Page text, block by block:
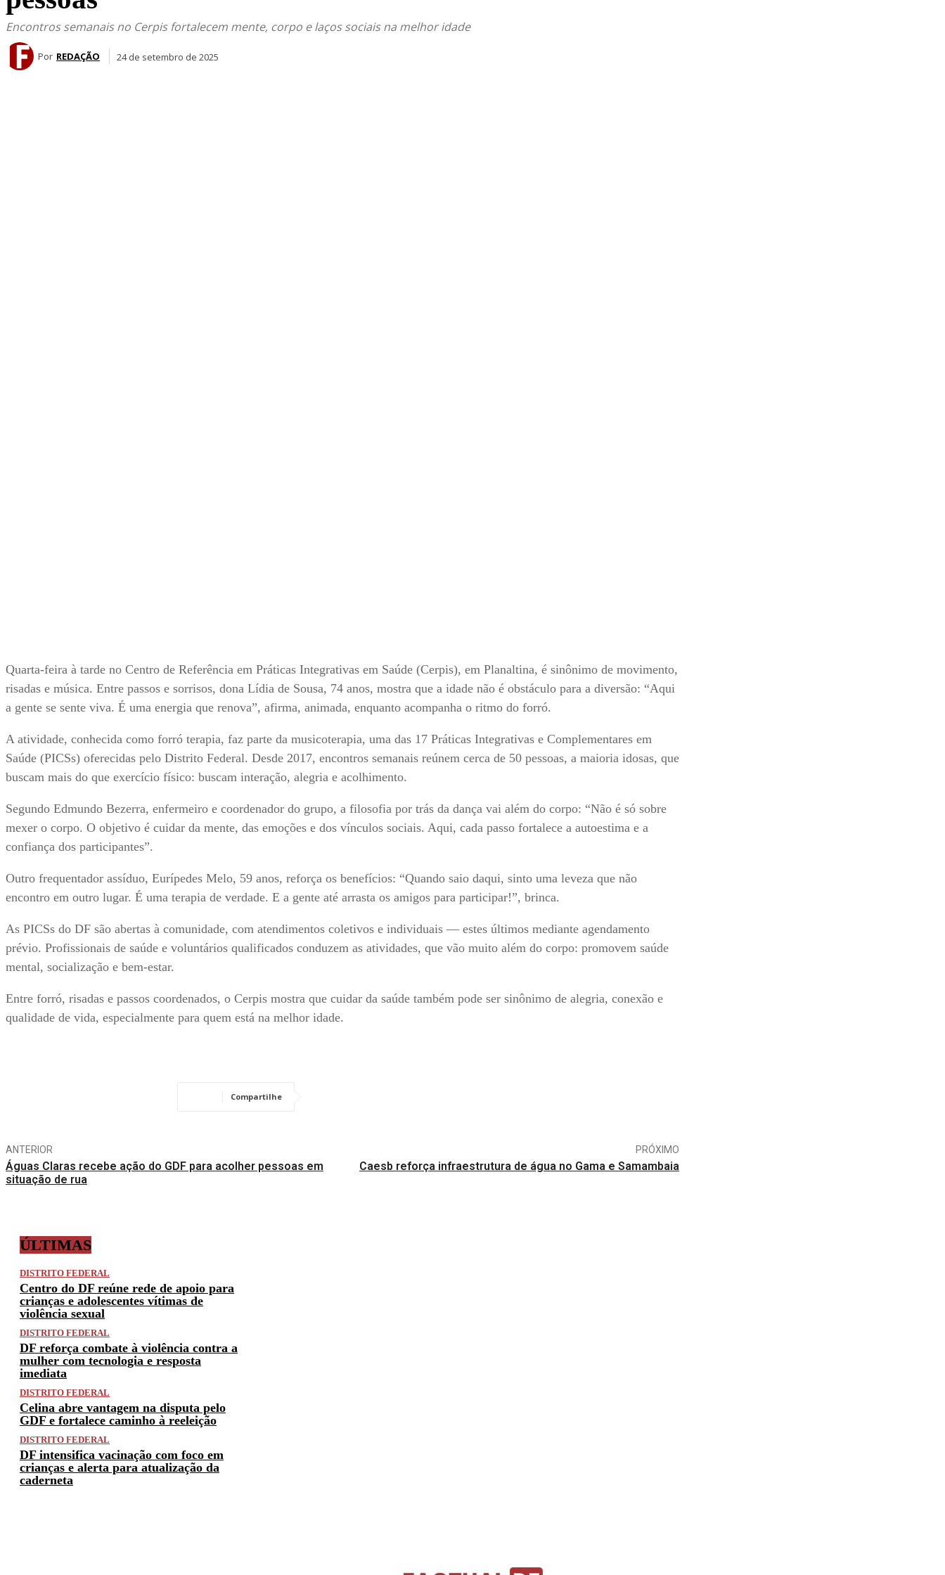
Encontros semanais no Cerpis fortalecem mente, corpo e laços sociais na melhor idade
Por REDAÇÃO 24 de setembro de 2025
Quarta-feira à tarde no Centro de Referência em Práticas Integrativas em Saúde (Cerpis), em Planaltina, é sinônimo de movimento,
risadas e música. Entre passos e sorrisos, dona Lídia de Sousa, 74 anos, mostra que a idade não é obstáculo para a diversão: “Aqui
a gente se sente viva. É uma energia que renova”, afirma, animada, enquanto acompanha o ritmo do forró.
A atividade, conhecida como forró terapia, faz parte da musicoterapia, uma das 17 Práticas Integrativas e Complementares em
Saúde (PICSs) oferecidas pelo Distrito Federal. Desde 2017, encontros semanais reúnem cerca de 50 pessoas, a maioria idosas, que
buscam mais do que exercício físico: buscam interação, alegria e acolhimento.
Segundo Edmundo Bezerra, enfermeiro e coordenador do grupo, a filosofia por trás da dança vai além do corpo: “Não é só sobre
mexer o corpo. O objetivo é cuidar da mente, das emoções e dos vínculos sociais. Aqui, cada passo fortalece a autoestima e a
confiança dos participantes”.
Outro frequentador assíduo, Eurípedes Melo, 59 anos, reforça os benefícios: “Quando saio daqui, sinto uma leveza que não
encontro em outro lugar. É uma terapia de verdade. E a gente até arrasta os amigos para participar!”, brinca.
As PICSs do DF são abertas à comunidade, com atendimentos coletivos e individuais — estes últimos mediante agendamento
prévio. Profissionais de saúde e voluntários qualificados conduzem as atividades, que vão muito além do corpo: promovem saúde
mental, socialização e bem-estar.
Entre forró, risadas e passos coordenados, o Cerpis mostra que cuidar da saúde também pode ser sinônimo de alegria, conexão e
qualidade de vida, especialmente para quem está na melhor idade.
Compartilhe
ANTERIOR
Águas Claras recebe ação do GDF para acolher pessoas em
situação de rua
PRÓXIMO
Caesb reforça infraestrutura de água no Gama e Samambaia
ÚLTIMAS
DISTRITO FEDERAL
Centro do DF reúne rede de apoio para
crianças e adolescentes vítimas de
violência sexual
DISTRITO FEDERAL
DF reforça combate à violência contra a
mulher com tecnologia e resposta
imediata
DISTRITO FEDERAL
Celina abre vantagem na disputa pelo
GDF e fortalece caminho à reeleição
DISTRITO FEDERAL
DF intensifica vacinação com foco em
crianças e alerta para atualização da
caderneta